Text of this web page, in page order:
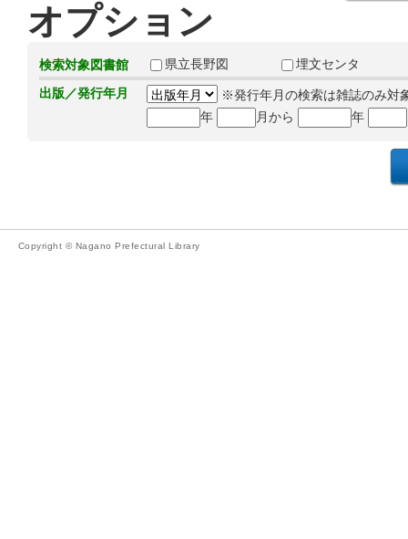
オプション
検索対象図書館 県立長野図
埋文センタ
出版／発行年月
※発行年月の検索は雑誌のみ対
年
月から 年
Copyright © Nagano Prefectural Library